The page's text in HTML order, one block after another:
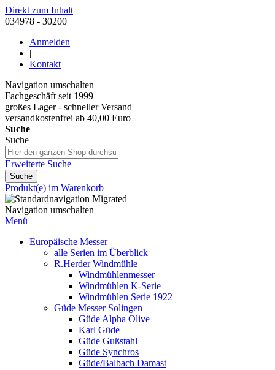
Direkt zum Inhalt
034978 - 30200
Anmelden
|
Kontakt
Navigation umschalten
Fachgeschäft seit 1999
großes Lager - schneller Versand
versandkostenfrei ab 40,00 Euro
Suche
Suche
Erweiterte Suche
Suche
Produkt(e) im Warenkorb
Navigation umschalten
Menü
Europäische Messer
alle Serien im Überblick
R.Herder Windmühle
Windmühlenmesser
Windmühlen K-Serie
Windmühlen Serie 1922
Güde Messer Solingen
Güde Alpha Olive
Karl Güde
Güde Gußstahl
Güde Synchros
Güde/Balbach Damast